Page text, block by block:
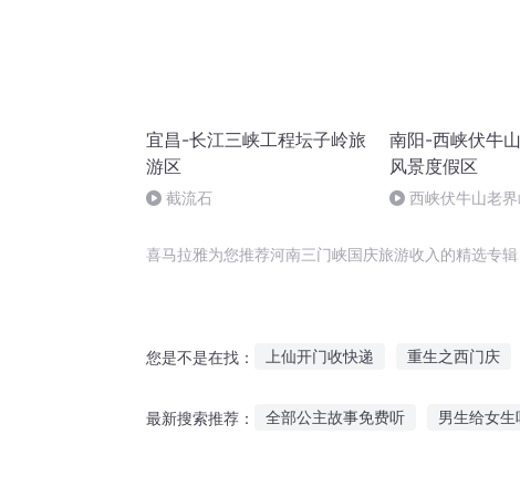
宜昌-长江三峡工程坛子岭旅
游区
截流石
南阳-西峡伏牛
风景度假区
西峡伏牛山老
喜马拉雅为您推荐河南三门峡国庆旅游收入的精选专
您是不是在找： 上仙开门收快递 重生之西门庆
最新搜索推荐： 全部公主故事免费听 男生给女